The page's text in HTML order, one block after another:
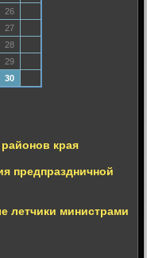
26
27
28
29
30
края
предпраздничной
летчики министрами